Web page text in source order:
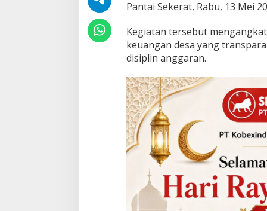
z
h
D
o
r
n
g
R
P
J
M
D
e
s
e
Pantai Sekerat, Rabu, 13 Mei
Kegiatan tersebut
keuangan desa yang
disiplin anggaran.